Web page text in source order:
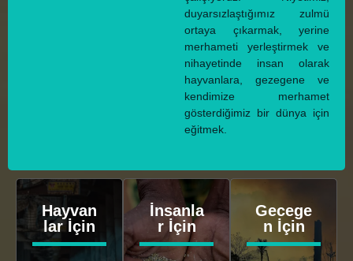
duyarsızlaştığımız zulmü
ortaya çıkarmak, yerine
merhameti yerleştirmek ve
nihayetinde insan olarak
hayvanlara, gezegene ve
kendimize merhamet
gösterdiğimiz bir dünya için
eğitmek.
Hayvan
lar İçin
İnsanla
r İçin
Gecege
n İçin